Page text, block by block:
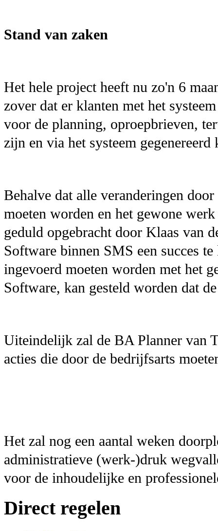
Stand van zaken
Het hele project heeft nu zo'n 6
zover dat er klanten met het
voor de planning, oproepbrieven,
zijn en via het systeem
Behalve dat alle veranderingen
moeten worden en het gewone
geduld opgebracht door Klaas van
Software binnen SMS een succes
ingevoerd moeten worden met het
Software, kan gesteld worden dat
Uiteindelijk zal de BA Planner van
acties die door de bedrijfsarts
Het zal nog een aantal weken
administratieve (werk-)druk
voor de inhoudelijke en
Direct regelen